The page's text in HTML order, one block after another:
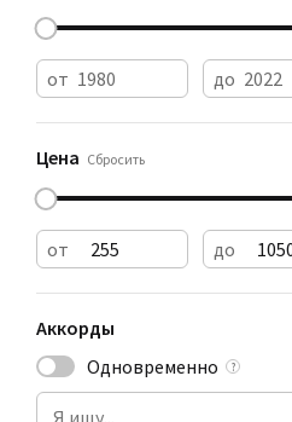
от до
Цена Сбросить
от до
Аккорды
Одновременно
?